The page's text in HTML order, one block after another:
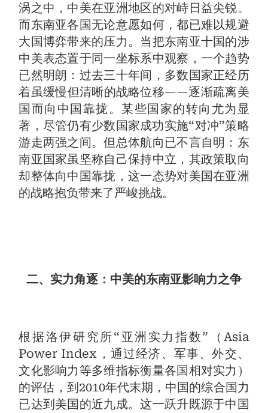
涡之中，中美在亚洲地区的对峙日益尖锐。
而东南亚各国无论意愿如何，都已难以规避
大国博弈带来的压力。当把东南亚十国的涉
中美表态置于同一坐标系中观察，一个趋势
已然明朗：过去三十年间，多数国家正经历
着虽缓慢但清晰的战略位移——逐渐疏离美
国而向中国靠拢。某些国家的转向尤为显
著，尽管仍有少数国家成功实施“对冲”策略
游走两强之间。但总体航向已不言自明：东
南亚国家虽坚称自己保持中立，其政策取向
却整体向中国靠拢，这一态势对美国在亚洲
的战略抱负带来了严峻挑战。
二、实力角逐：中美的东南亚影响力之争
根据洛伊研究所“亚洲实力指数”（Asia
Power Index，通过经济、军事、外交、
文化影响力等多维指标衡量各国相对实力）
的评估，到2010年代末期，中国的综合国力
已达到美国的近九成。这一跃升既源于中国